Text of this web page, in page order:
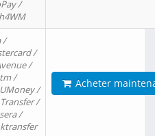
/
/
/
/
/
/
/
/
Acheter